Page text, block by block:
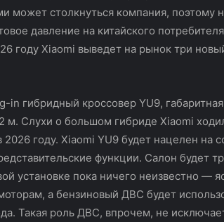
может столкнуться компания, поэтому
давление на китайского
году Xiaomi выведет на рынок три
гибридный кроссовер YU9,
м. Слухи о большом гибриде Xiaomi
году. Xiaomi YU9 будет нацелен на
функции. Салон будет
установке пока ничего неизвестно —
а бензиновый ДВС будет
Такая роль ДВС, впрочем, не